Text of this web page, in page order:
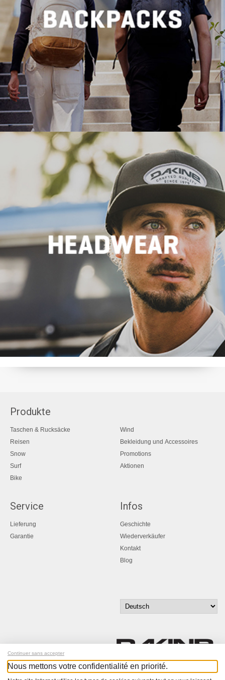
Produkte
Taschen & Rucksäcke
Reisen
Snow
Surf
Bike
Wind
Bekleidung und Accessoires
Promotions
Aktionen
Service
Lieferung
Garantie
Infos
Geschichte
Wiederverkäufer
Kontakt
Blog
Continuer sans accepter
Nous mettons votre confidentialité en priorité.